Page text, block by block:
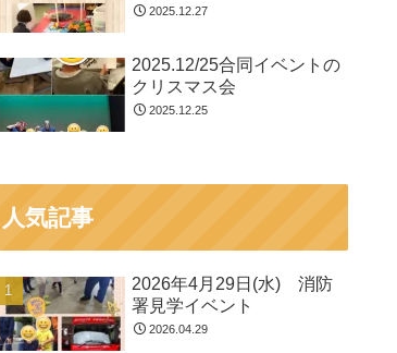
2025.12.27
2025.12/25合同イベントの
クリスマス会
2025.12.25
人気記事
2026年4月29日(水) 消防
署見学イベント
2026.04.29